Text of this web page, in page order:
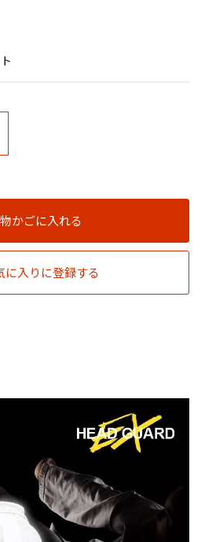
かごに入れる
に入りに登録する